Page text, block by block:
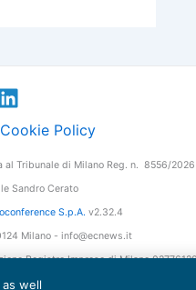
Cookie Policy
al Tribunale di Milano Reg. n. 8556/2026
Sandro Cerato
S.p.A. v2.32.4
Milano - info@ecnews.it
Registro Imprese di Milano
well